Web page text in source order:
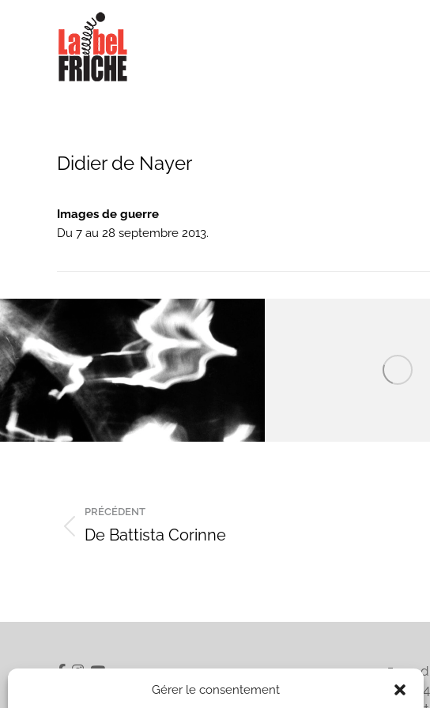
Gérer le consentement
Didier de Nayer
Images de guerre
Du 7 au 28 septembre 2013.
Navigation
de
PRÉCÉDENT
Onglet
De Battista Corinne
5 rue
06 32